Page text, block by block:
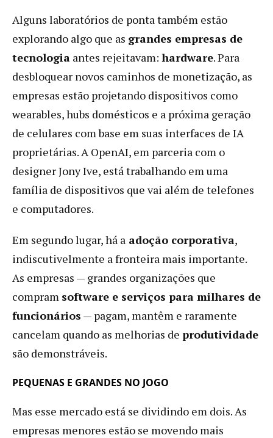
Alguns laboratórios de ponta também estão
explorando algo que as grandes empresas de
tecnologia antes rejeitavam: hardware. Para
desbloquear novos caminhos de monetização, as
empresas estão projetando dispositivos como
wearables, hubs domésticos e a próxima geração
de celulares com base em suas interfaces de IA
proprietárias. A OpenAI, em parceria com o
designer Jony Ive, está trabalhando em uma
família de dispositivos que vai além de telefones
e computadores.
Em segundo lugar, há a adoção corporativa,
indiscutivelmente a fronteira mais importante.
As empresas — grandes organizações que
compram software e serviços para milhares de
funcionários — pagam, mantêm e raramente
cancelam quando as melhorias de produtividade
são demonstráveis.
PEQUENAS E GRANDES NO JOGO
Mas esse mercado está se dividindo em dois. As
empresas menores estão se movendo mais